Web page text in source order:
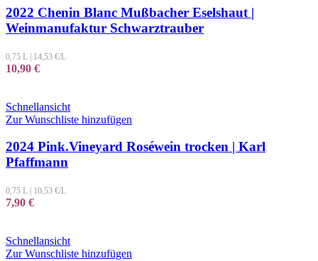
2022 Chenin Blanc Mußbacher Eselshaut |
Weinmanufaktur Schwarztrauber
0,75 L | 14,53 €/L
10,90 €
Schnellansicht
Zur Wunschliste hinzufügen
2024 Pink.Vineyard Roséwein trocken | Karl
Pfaffmann
0,75 L 10,53 €/L
7,90 €
Schnellansicht
Zur Wunschliste hinzufügen